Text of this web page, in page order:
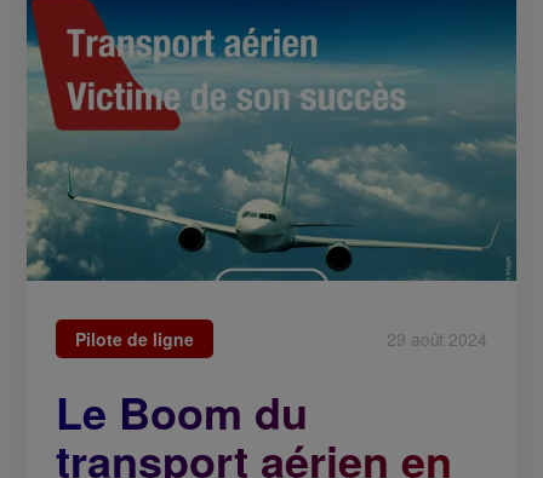
Pilote de ligne 29 août 2024
Le Boom du
transport aérien en